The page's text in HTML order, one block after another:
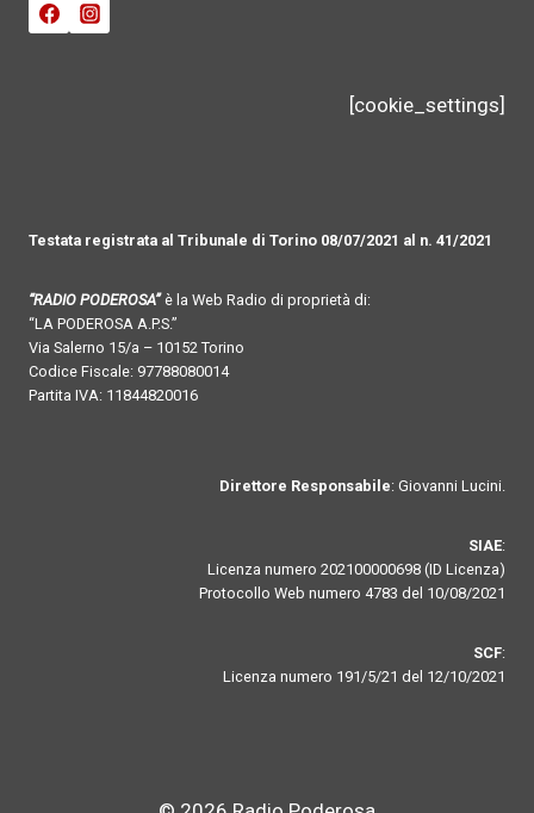
[cookie_settings]
Testata registrata al Tribunale di Torino 08/07/2021 al n. 41/2021
“RADIO PODEROSA”è la Web Radio di proprietà di:
“LA PODEROSA A.P.S.”
Via Salerno 15/a – 10152 Torino
Codice Fiscale: 97788080014
Partita IVA: 11844820016
Direttore Responsabile: Giovanni Lucini.
SIAE:
Licenza numero 202100000698 (ID Licenza)
Protocollo Web numero 4783 del 10/08/2021
SCF:
Licenza numero 191/5/21 del 12/10/2021